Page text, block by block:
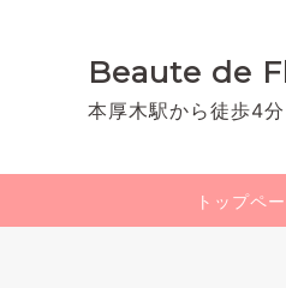
Beaute de
本厚木駅から徒歩4
トップペ